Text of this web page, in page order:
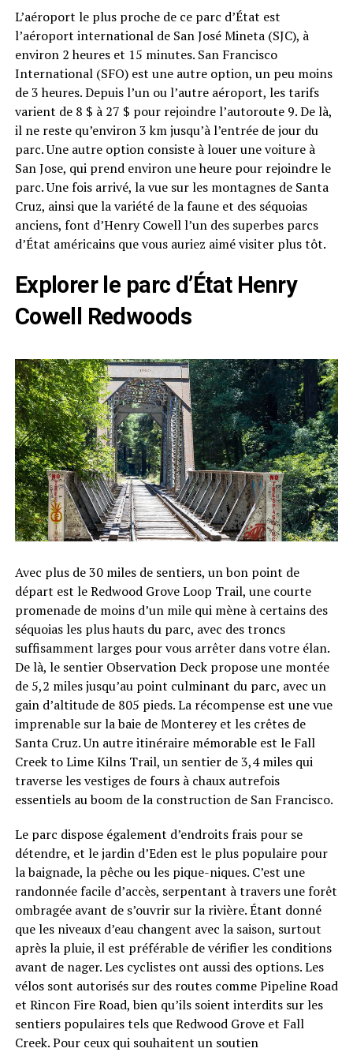
L’aéroport le plus proche de ce parc d’État est
l’aéroport international de San José Mineta (SJC), à
environ 2 heures et 15 minutes. San Francisco
International (SFO) est une autre option, un peu moins
de 3 heures. Depuis l’un ou l’autre aéroport, les tarifs
varient de 8 $ à 27 $ pour rejoindre l’autoroute 9. De là,
il ne reste qu’environ 3 km jusqu’à l’entrée de jour du
parc. Une autre option consiste à louer une voiture à
San Jose, qui prend environ une heure pour rejoindre le
parc. Une fois arrivé, la vue sur les montagnes de Santa
Cruz, ainsi que la variété de la faune et des séquoias
anciens, font d’Henry Cowell l’un des superbes parcs
d’État américains que vous auriez aimé visiter plus tôt.
Explorer le parc d’État Henry
Cowell Redwoods
Avec plus de 30 miles de sentiers, un bon point de
départ est le Redwood Grove Loop Trail, une courte
promenade de moins d’un mile qui mène à certains des
séquoias les plus hauts du parc, avec des troncs
suffisamment larges pour vous arrêter dans votre élan.
De là, le sentier Observation Deck propose une montée
de 5,2 miles jusqu’au point culminant du parc, avec un
gain d’altitude de 805 pieds. La récompense est une vue
imprenable sur la baie de Monterey et les crêtes de
Santa Cruz. Un autre itinéraire mémorable est le Fall
Creek to Lime Kilns Trail, un sentier de 3,4 miles qui
traverse les vestiges de fours à chaux autrefois
essentiels au boom de la construction de San Francisco.
Le parc dispose également d’endroits frais pour se
détendre, et le jardin d’Eden est le plus populaire pour
la baignade, la pêche ou les pique-niques. C’est une
randonnée facile d’accès, serpentant à travers une forêt
ombragée avant de s’ouvrir sur la rivière. Étant donné
que les niveaux d’eau changent avec la saison, surtout
après la pluie, il est préférable de vérifier les conditions
avant de nager. Les cyclistes ont aussi des options. Les
vélos sont autorisés sur des routes comme Pipeline Road
et Rincon Fire Road, bien qu’ils soient interdits sur les
sentiers populaires tels que Redwood Grove et Fall
Creek. Pour ceux qui souhaitent un soutien